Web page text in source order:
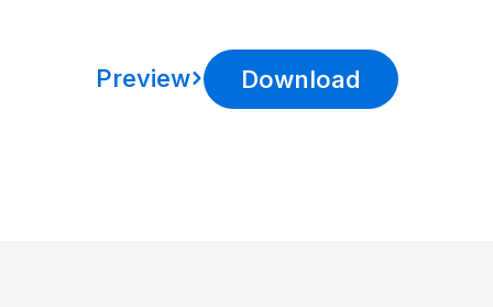
Download
Preview